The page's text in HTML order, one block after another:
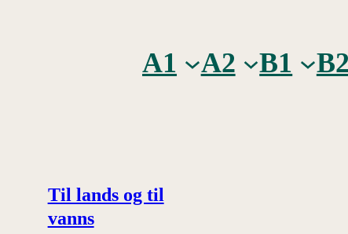
A1 A2 B1 B2
Til lands og til
vanns